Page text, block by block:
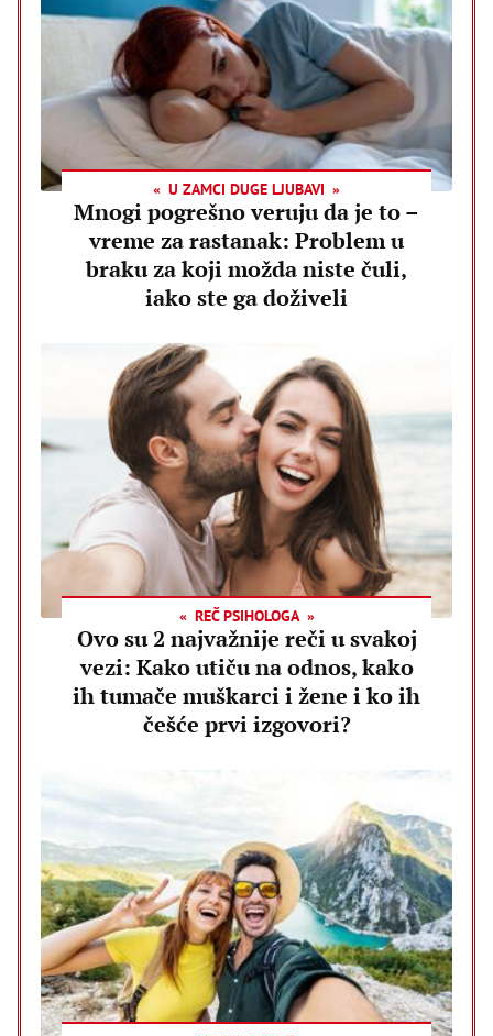
U ZAMCI DUGE LJUBAVI
Mnogi pogrešno veruju da je to –
vreme za rastanak: Problem u
braku za koji možda niste čuli,
iako ste ga doživeli
REČ PSIHOLOGA
Ovo su 2 najvažnije reči u svakoj
vezi: Kako utiču na odnos, kako
ih tumače muškarci i žene i ko ih
češće prvi izgovori?